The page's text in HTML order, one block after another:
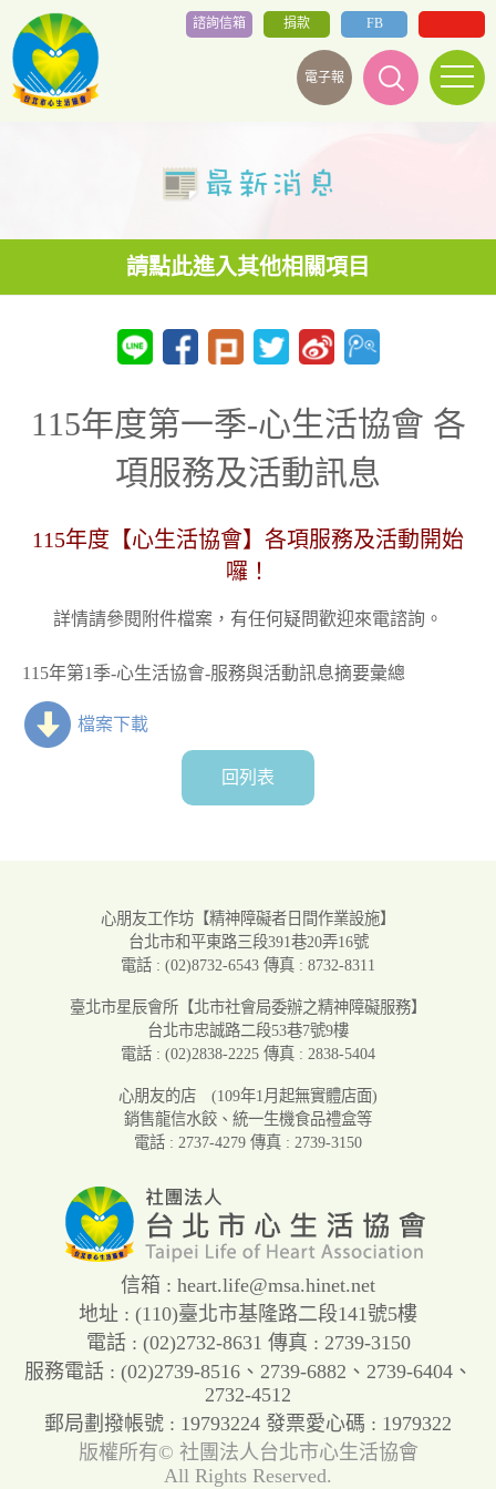
電子報
FB
捐款
諮詢信箱
115年度第一季-心生活協會 各
項服務及活動訊息
115年度【心生活協會】各項服務及活動開始
囉！
詳情請參閱附件檔案，有任何疑問歡迎來電諮詢。
115年第1季-心生活協會-服務與活動訊息摘要彙總
檔案下載
回列表
心朋友工作坊 【精神障礙者日間作業設施】
台北市和平東路三段391巷20弄16號
電話 : (02)8732-6543 傳真 : 8732-8311
臺北市星辰會所 【北市社會局委辦之精神障礙服務】
台北市忠誠路二段53巷7號9樓
電話 : (02)2838-2225 傳真 : 2838-5404
心朋友的店 (109年1月起無實體店面)
銷售龍信水餃、統一生機食品禮盒等
電話 : 2737-4279 傳真 : 2739-3150
信箱 : heart.life@msa.hinet.net
地址 : (110)臺北市基隆路二段141號5樓
電話 : (02)2732-8631 傳真 : 2739-3150
服務電話 : (02)2739-8516、 2739-6882 、 2739-6404、
2732-4512
郵局劃撥帳號 : 19793224 發票愛心碼 : 1979322
版權所有© 社團法人台北市心生活協會
All Rights Reserved.